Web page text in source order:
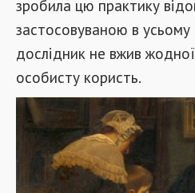
зробила цю практику
застосовуваною в усьому
дослідник не вжив
особисту користь.